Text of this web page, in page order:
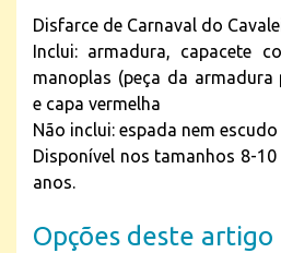
Disfarce de Carnaval do
Inclui: armadura, capacete
manoplas (peça da
e capa vermelha
Não inclui: espada nem escudo
Disponível nos tamanhos 8-
anos.
Opções deste artigo